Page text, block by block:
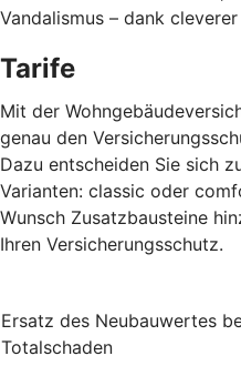
Vandalismus – dank
Tarife
Mit der
genau den
Dazu entscheiden Sie sich
Varianten: classic oder
Wunsch Zusatzbausteine
Ihren Versicherungsschutz.
Ersatz des Neubauwertes
Totalschaden